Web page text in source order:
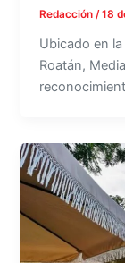
Redacción/18
Ubicado en
Roatán,